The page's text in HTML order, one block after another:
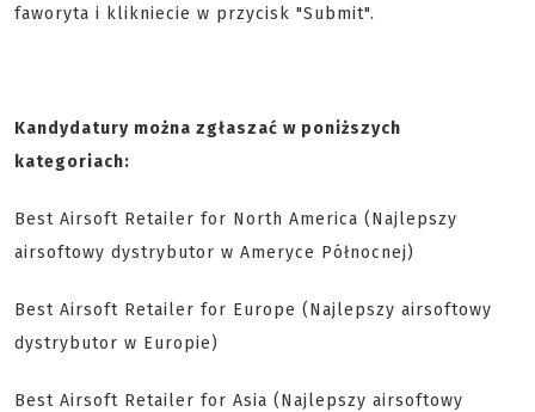
faworyta i klikniecie w przycisk "Submit".
Kandydatury można zgłaszać w poniższych
kategoriach:
Best Airsoft Retailer for North America (Najlepszy
airsoftowy dystrybutor w Ameryce Północnej)
Best Airsoft Retailer for Europe (Najlepszy airsoftowy
dystrybutor w Europie)
Best Airsoft Retailer for Asia (Najlepszy airsoftowy